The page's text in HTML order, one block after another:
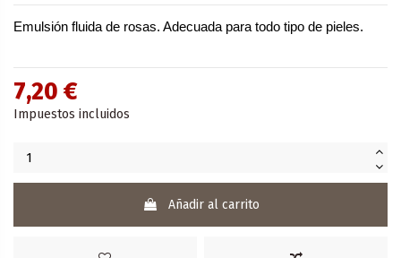
Emulsión fluida de rosas. Adecuada para todo tipo de pieles.
7,20 €
Impuestos incluidos
Añadir al carrito